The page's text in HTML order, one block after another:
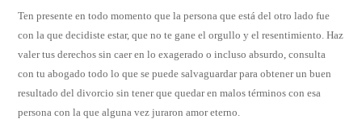
Ten presente en todo momento que la persona que está del otro lado fue
con la que decidiste estar, que no te gane el orgullo y el resentimiento. Haz
valer tus derechos sin caer en lo exagerado o incluso absurdo, consulta
con tu abogado todo lo que se puede salvaguardar para obtener un buen
resultado del divorcio sin tener que quedar en malos términos con esa
persona con la que alguna vez juraron amor eterno.